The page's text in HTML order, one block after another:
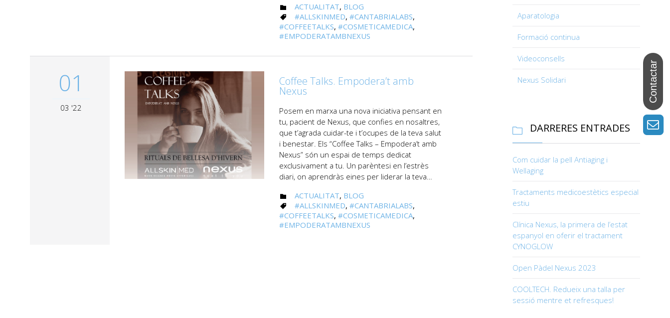
 CATEGORY
ACTUALITAT, BLOG
 CATEGORY
#ALLSKINMED, #CANTABRIALABS,
#COFFEETALKS, #COSMETICAMEDICA,
#EMPODERATAMBNEXUS
01
03 '22
Coffee Talks. Empodera’t amb
Nexus
Posem en marxa una nova iniciativa pensant en
tu, pacient de Nexus, que confies en nosaltres,
que t’agrada cuidar-te i t’ocupes de la teva salut
i benestar. Els “Coffee Talks – Empodera’t amb
Nexus” són un espai de temps dedicat
exclusivament a tu. Un parèntesi en l’estrès
diari, on aprendràs eines per liderar la teva…
 CATEGORY
ACTUALITAT, BLOG
 CATEGORY
#ALLSKINMED, #CANTABRIALABS,
#COFFEETALKS, #COSMETICAMEDICA,
#EMPODERATAMBNEXUS
Aparatologia
Formació continua
Videoconsells
Nexus Solidari
 DARRERES ENTRADES
Com cuidar la pell Antiaging i
Wellaging
Tractaments medicoestètics especial
estiu
Clínica Nexus, la primera de l’estat
espanyol en oferir el tractament
CYNOGLOW
Open Pàdel Nexus 2023
COOLTECH. Redueix una talla per
sessió mentre et refresques!